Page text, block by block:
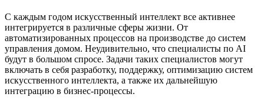
С каждым годом искусственный интеллект все активнее
интегрируется в различные сферы жизни. От
автоматизированных процессов на производстве до систем
управления домом. Неудивительно, что специалисты по AI
будут в большом спросе. Задачи таких специалистов могут
включать в себя разработку, поддержку, оптимизацию систем
искусственного интеллекта, а также их дальнейшую
интеграцию в бизнес-процессы.